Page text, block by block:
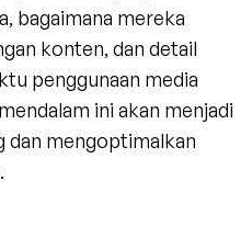
bagaimana mereka
konten, dan detail
penggunaan media
ini akan menjadi
dan mengoptimalkan